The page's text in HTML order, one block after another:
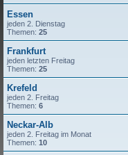
Essen
jeden 2. Dienstag
Themen: 25
Frankfurt
jeden letzten Freitag
Themen: 25
Krefeld
jeden 2. Freitag
Themen: 6
Neckar-Alb
jeden 2. Freitag im Monat
Themen: 10